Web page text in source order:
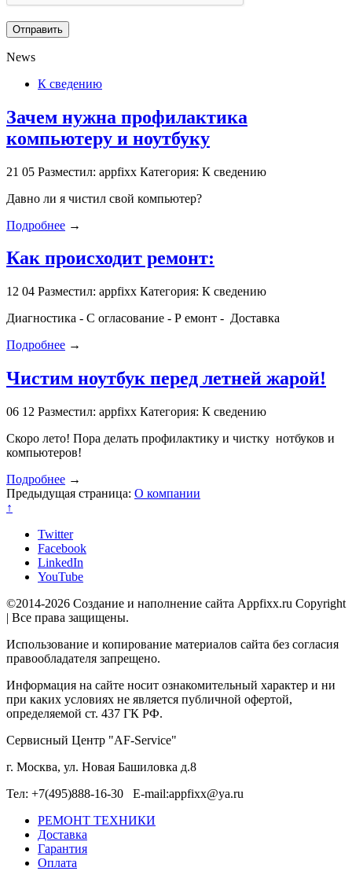
News
К сведению
Зачем нужна профилактика
компьютеру и ноутбуку
21 05 Разместил: appfixx Категория: К сведению
Давно ли я чистил свой компьютер?
Подробнее →
Как происходит ремонт:
12 04 Разместил: appfixx Категория: К сведению
Диагностика - С огласование - Р емонт - Доставка
Подробнее →
Чистим ноутбук перед летней жарой!
06 12 Разместил: appfixx Категория: К сведению
Скоро лето! Пора делать профилактику и чистку нотбуков и
компьютеров!
Подробнее →
Предыдущая страница: О компании
↑
Twitter
Facebook
LinkedIn
YouTube
©2014-2026 Создание и наполнение сайта Appfixx.ru Copyright
| Все права защищены.
Использование и копирование материалов сайта без согласия
правообладателя запрещено.
Информация на сайте носит ознакомительный характер и ни
при каких условиях не является публичной офертой,
определяемой ст. 437 ГК РФ.
Сервисный Центр "AF-Service"
г. Москва, ул. Новая Башиловка д.8
Тел: +7(495)888-16-30 E-mail:appfixx@ya.ru
РЕМОНТ ТЕХНИКИ
Доставка
Гарантия
Оплата